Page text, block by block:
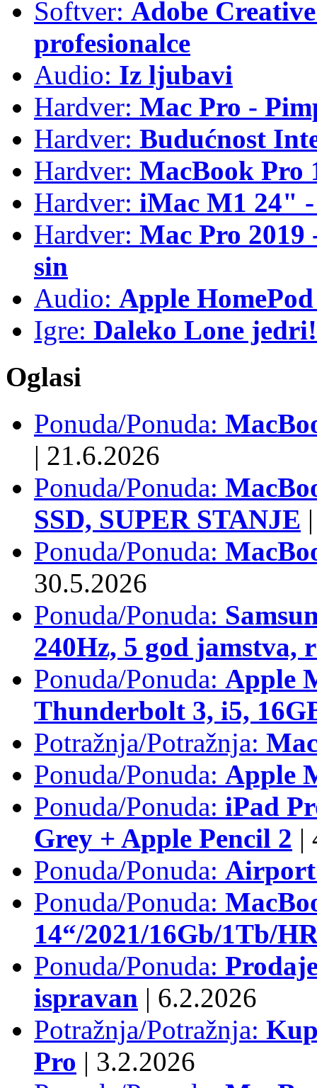
Softver: Adobe
profesionalce
Audio: Iz ljubavi
Hardver: Mac Pro -
Hardver: Budućnost
Hardver: MacBook Pro
Hardver: iMac M1 24"
Hardver: Mac Pro
sin
Audio: Apple
Igre: Daleko Lone jedri!
Oglasi
Ponuda/Ponuda:
| 21.6.2026
Ponuda/Ponuda:
SSD, SUPER STANJE |
Ponuda/Ponuda:
30.5.2026
Ponuda/Ponuda:
240Hz, 5 god jamstva,
Ponuda/Ponuda: Apple
Thunderbolt 3, i5,
Potražnja/Potražnja:
Ponuda/Ponuda: Apple
Ponuda/Ponuda: iPad
Grey + Apple Pencil 2 |
Ponuda/Ponuda: Airport
Ponuda/Ponuda:
14“/2021/16Gb/1Tb/
Ponuda/Ponuda:
ispravan | 6.2.2026
Potražnja/Potražnja:
Pro | 3.2.2026